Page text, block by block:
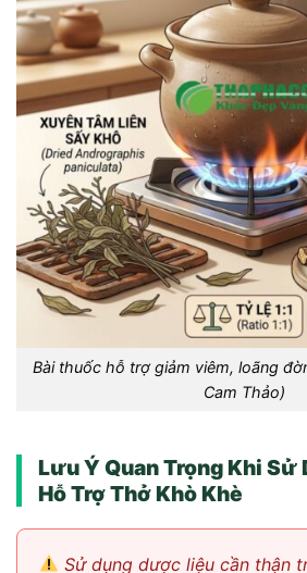
Bài thuốc hỗ trợ giảm viêm, loãng
Cam Thảo)
Lưu Ý Quan Trọng Khi
Hỗ Trợ Thở Khò Khè
Sử dụng dược liệu cần thận